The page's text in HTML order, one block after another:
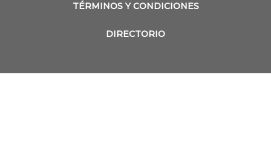
TÉRMINOS Y CONDICIONES
DIRECTORIO